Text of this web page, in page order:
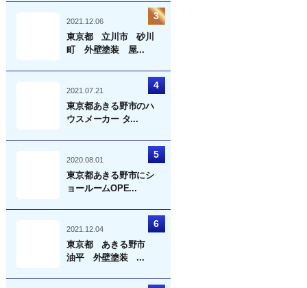
2021.12.06
東京都 立川市 砂川
町 外壁塗装 屋...
2021.07.21
東京都あきる野市のハ
ウスメーカー タ...
2020.08.01
東京都あきる野市にシ
ョールームOPE...
2021.12.04
東京都 あきる野市
油平 外壁塗装 ...